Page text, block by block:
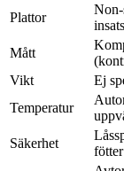
Plattor
Non-
Mått
Vikt
Ej
Temperatur
Säkerhet